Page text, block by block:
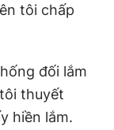
tôi chấp
đối lắm
thuyết
hiền lắm.